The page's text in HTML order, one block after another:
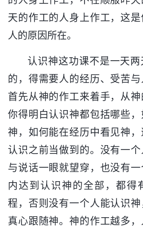
天的作工的人身上作工，这
人的原因所在。
认识神这功课不是一天
的，得需要人的经历、受苦与
首先从神的作工来着手，从神
你得明白认识神都包括哪些
神，如何能在经历中看见神
认识之前当做到的。没有一
与说话一眼就望穿，也没有
内达到认识神的全部，都得
程，否则没有一个人能认识
真心跟随神。神的作工越多